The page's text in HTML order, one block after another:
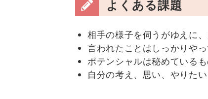
よくある課題
相手の様子を伺うがゆえに
言われたことはしっかりや
ポテンシャルは秘めている
自分の考え、思い、やりた